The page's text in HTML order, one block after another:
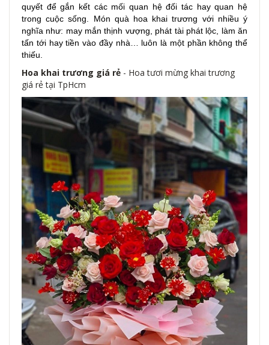
quyết để gắn kết các mối quan hệ đối tác hay quan hệ
trong cuộc sống. Món quà hoa khai trương với nhiều ý
nghĩa như: may mắn thịnh vượng, phát tài phát lộc, làm ăn
tấn tới hay tiền vào đầy nhà… luôn là một phần không thể
thiếu.
Hoa khai trương giá rẻ - Hoa tươi mừng khai trương
giá rẻ tại TpHcm